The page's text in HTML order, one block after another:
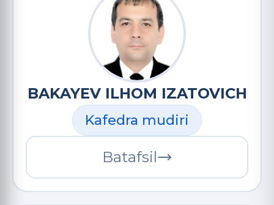
BAKAYEV ILHOM IZATOVICH
Kafedra mudiri
Batafsil